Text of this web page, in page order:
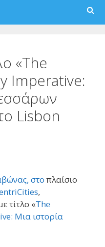
Search
«The
Imperative:
Lisbon
στο πλαίσιο
,
τίτλο «The
Μια ιστορία